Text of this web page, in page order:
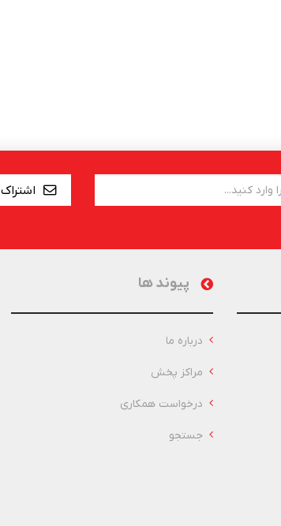
اشتراک
پیوند ها
درباره ما
مراکز پخش
درخواست همکاری
جستجو